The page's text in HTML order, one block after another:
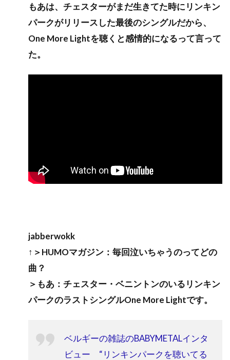
もあは、チェスターがまだ生きてた時にリンキン
パークがリリースした最後のシングルだから、
One More Lightを聴くと感情的になるって言って
た。
jabberwokk
↑＞HUMOマガジン：毎回泣いちゃうのってどの
曲？
＞もあ：チェスター・ベニントンのいるリンキン
パークのラストシングルOne More Lightです。
ベルギーの雑誌のBABYMETALインタ
ビュー “リンキンパークを聴いてる